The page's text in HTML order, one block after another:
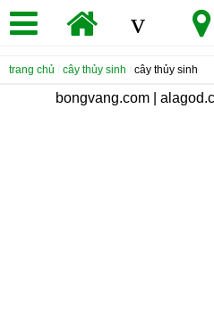
v
trang chủ cây thủy sinh cây thủy sinh
bongvang.com |